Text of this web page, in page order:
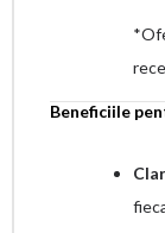
Beneficiile